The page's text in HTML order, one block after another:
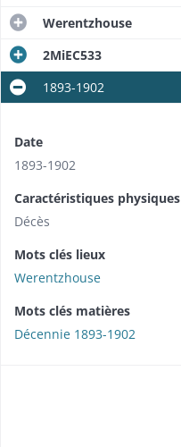
Werentzhouse
2MiEC533
1893-1902
Date
1893-1902
Caractéristiques physiques
Décès
Mots clés lieux
Werentzhouse
Mots clés matières
Décennie 1893-1902